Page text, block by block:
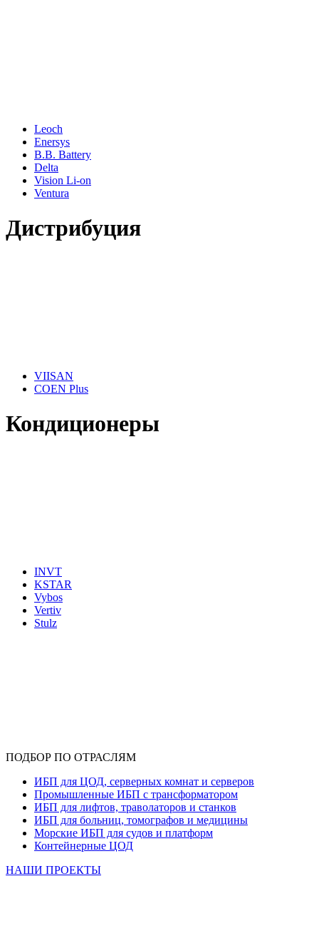
Leoch
Enersys
B.B. Battery
Delta
Vision Li-on
Ventura
Дистрибуция
VIISAN
COEN Plus
Кондиционеры
INVT
KSTAR
Vybos
Vertiv
Stulz
ПОДБОР ПО ОТРАСЛЯМ
ИБП для ЦОД, серверных комнат и серверов
Промышленные ИБП с трансформатором
ИБП для лифтов, траволаторов и станков
ИБП для больниц, томографов и медицины
Морские ИБП для судов и платформ
Контейнерные ЦОД
НАШИ ПРОЕКТЫ